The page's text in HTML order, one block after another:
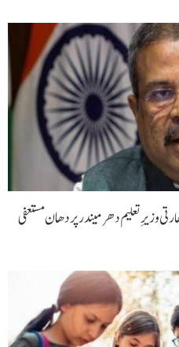
وزیرِ تعلیم دھرمیندر پردھان مستعفی